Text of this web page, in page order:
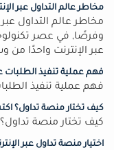
مخاطر عالم التداول عبر
مخاطر عالم التداول
وفرصًا, في عصر
عبر الإنترنت واحدًا من
فهم عملية تنفيذ الطلبات
فهم عملية تنفيذ
كيف تختار منصة تداول؟
كيف تختار منصة
اختيار منصة تداول عبر